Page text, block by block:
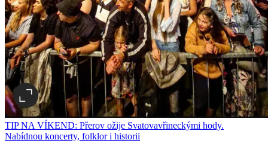
TIP NA VÍKEND: Přerov ožije Svatovavřineckými hody.
Nabídnou koncerty, folklor i historii